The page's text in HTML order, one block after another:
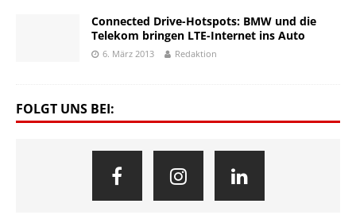
Connected Drive-Hotspots: BMW und die
Telekom bringen LTE-Internet ins Auto
6. März 2013 Redaktion
FOLGT UNS BEI: